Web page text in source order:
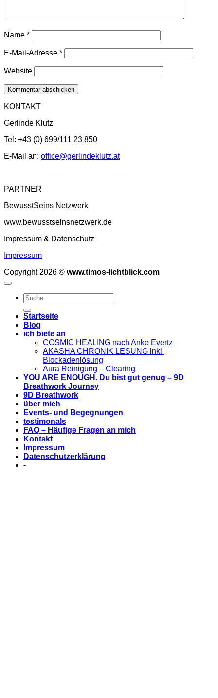
Name *
E-Mail-Adresse *
Website
KONTAKT
Gerlinde Klutz
Tel: +43 (0) 699/111 23 850
E-Mail an: office@gerlindeklutz.at
PARTNER
BewusstSeins Netzwerk
www.bewusstseinsnetzwerk.de
Impressum & Datenschutz
Impressum
Copyright 2026 © www.timos-lichtblick.com
Startseite
Blog
ich biete an
COSMIC HEALING nach Anke Evertz
AKASHA CHRONIK LESUNG inkl.
Blockadenlösung
Aura Reinigung – Clearing
YOU ARE ENOUGH. Du bist gut genug – 9D
Breathwork Journey
9D Breathwork
über mich
Events- und Begegnungen
testimonals
FAQ – Häufige Fragen an mich
Kontakt
Impressum
Datenschutzerklärung
-